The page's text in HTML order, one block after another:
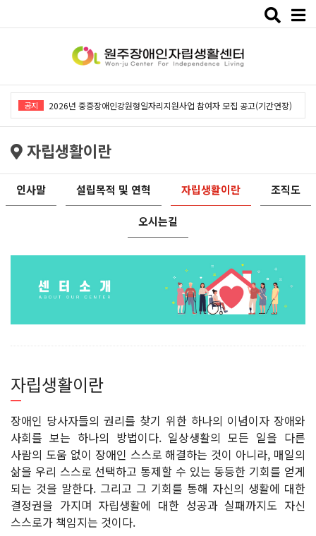
Toggle
공지 2026년 중증장애인강원형일자리지원사업 참여자 모집 공고(기간연장)
2026년 원주장애인자립생활센터 사회복지사 채용공고
2026년 중증장애인동료상담사업 동료상담가 모집공고
2026년 중증장애인강원형일자리지원사업「창작예술 작품전시회」개최
2026년 중증장애인강원형일자리지원사업 참여자 모집 공고(기간연장)
2026년 원주장애인자립생활센터 사회복지사 채용공고
2026년 중증장애인동료상담사업 동료상담가 모집공고
2026년 중증장애인강원형일자리사업 참여자 모집 공고
자립생활이란
인사말 설립목적 및 연혁 자립생활이란 조직도
오시는길
자립생활이란
장애인 당사자들의 권리를 찾기 위한 하나의 이념이자 장애와
사회를 보는 하나의 방법이다. 일상생활의 모든 일을 다른
사람의 도움 없이 장애인 스스로 해결하는 것이 아니라, 매일의
삶을 우리 스스로 선택하고 통제할 수 있는 동등한 기회를 얻게
되는 것을 말한다. 그리고 그 기회를 통해 자신의 생활에 대한
결정권을 가지며 자립생활에 대한 성공과 실패까지도 자신
스스로가 책임지는 것이다.